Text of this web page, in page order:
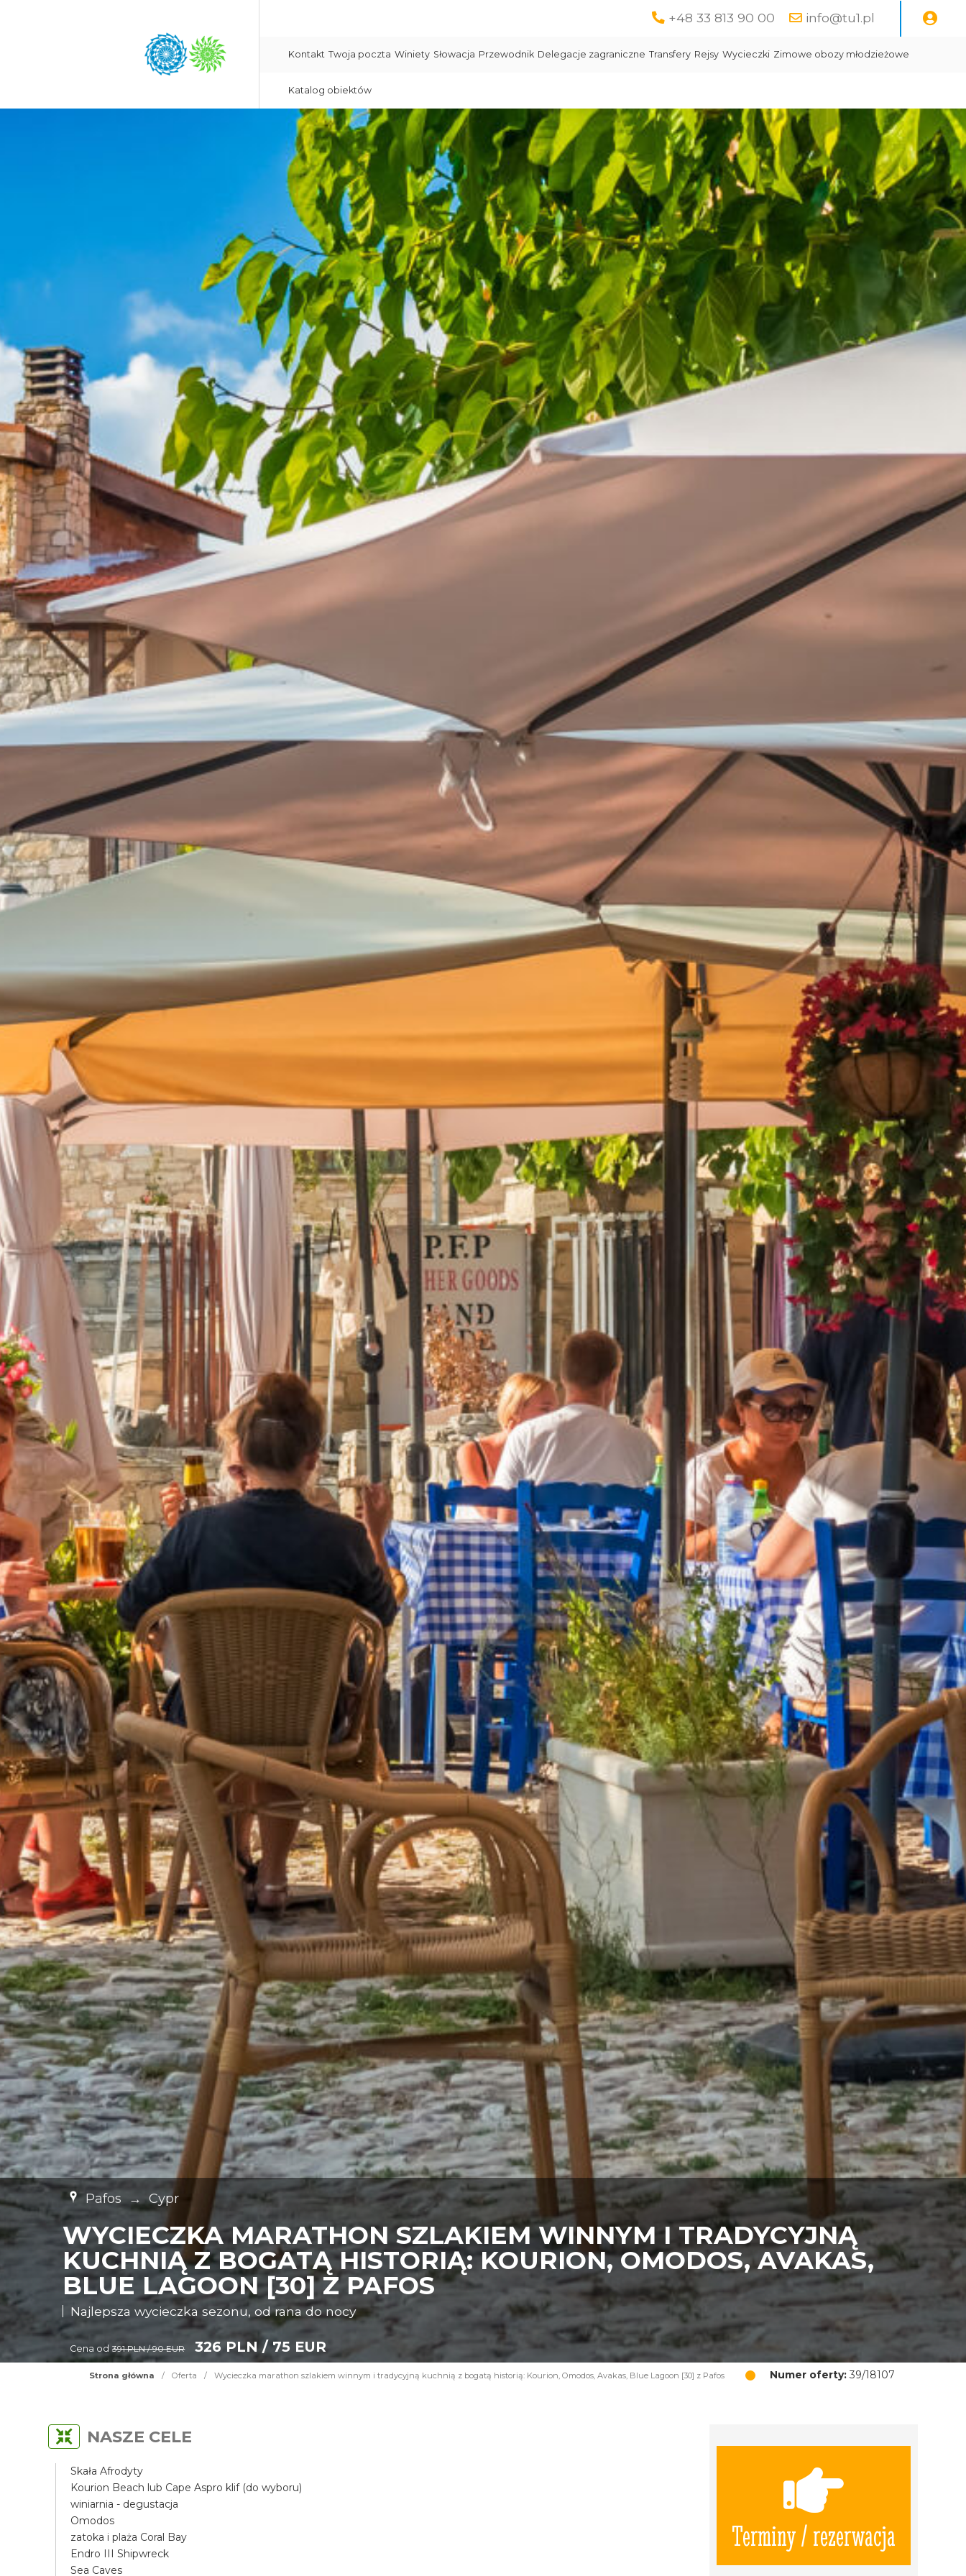
+48 33 813 90 00 info@tu1.pl
Kontakt Twoja poczta Winiety Słowacja Przewodnik Delegacje zagraniczne Transfery Rejsy Wycieczki Zimowe obozy młodzieżowe
Katalog obiektów
Pafos → Cypr
WYCIECZKA MARATHON SZLAKIEM WINNYM I TRADYCYJNĄ
KUCHNIĄ Z BOGATĄ HISTORIĄ: KOURION, OMODOS, AVAKAS,
BLUE LAGOON [30] Z PAFOS
Najlepsza wycieczka sezonu, od rana do nocy
Cena od 391 PLN / 90 EUR 326 PLN / 75 EUR
Strona główna / Oferta / Wycieczka marathon szlakiem winnym i tradycyjną kuchnią z bogatą historią: Kourion, Omodos, Avakas, Blue Lagoon [30] z Pafos Numer oferty: 39/18107
Terminy / rezerwacja
NASZE CELE
Skała Afrodyty
Kourion Beach lub Cape Aspro klif (do wyboru)
winiarnia - degustacja
Omodos
zatoka i plaża Coral Bay
Endro III Shipwreck
Sea Caves